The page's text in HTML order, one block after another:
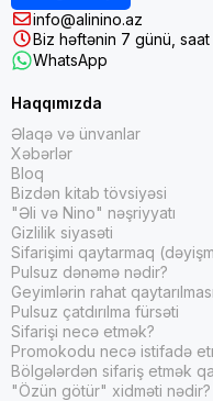
info@alinino.az
Biz həftənin 7 günü,
WhatsApp
Haqqımızda
Əlaqə və ünvanlar
Xəbərlər
Bloq
Bizdən kitab tövsiyəsi
"Əli və Nino" nəşriyyatı
Gizlilik siyasəti
Sifarişimi qaytarmaq
Pulsuz dənəmə nədir?
Geyimlərin rahat qaytarılması
Pulsuz çatdırılma fürsəti
Sifarişi necə etmək?
Promokodu necə istifadə
Bölgələrdən sifariş etmək
"Özün götür" xidməti nədir?